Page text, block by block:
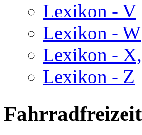
Lexikon - V
Lexikon - W
Lexikon -
Lexikon - Z